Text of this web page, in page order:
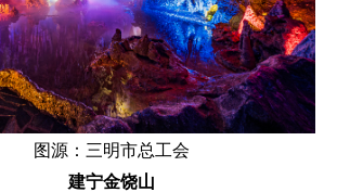
图源：三明市总工会
建宁金饶山